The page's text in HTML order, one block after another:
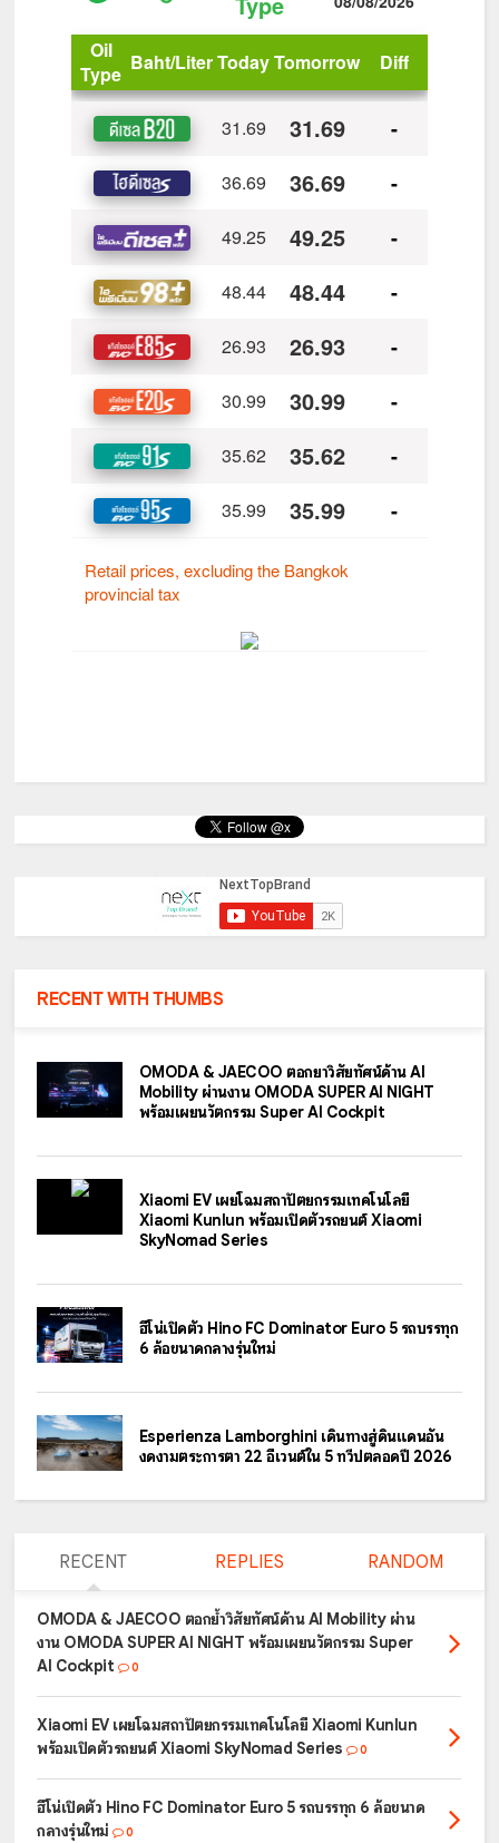
RECENT WITH THUMBS
OMODA & JAECOO ตอกย้ำวิสัยทัศน์ด้าน AI
Mobility ผ่านงาน OMODA SUPER AI NIGHT
พร้อมเผยนวัตกรรม Super AI Cockpit
Xiaomi EV เผยโฉมสถาปัตยกรรมเทคโนโลยี
Xiaomi Kunlun พร้อมเปิดตัวรถยนต์ Xiaomi
SkyNomad Series
ฮีโน่เปิดตัว Hino FC Dominator Euro 5 รถบรรทุก
6 ล้อขนาดกลางรุ่นใหม่
Esperienza Lamborghini เดินทางสู่ดินแดนอัน
งดงามตระการตา 22 อีเวนต์ใน 5 ทวีปตลอดปี 2026
RECENT REPLIES RANDOM
OMODA & JAECOO ตอกย้ำวิสัยทัศน์ด้าน AI Mobility ผ่าน
งาน OMODA SUPER AI NIGHT พร้อมเผยนวัตกรรม Super
AI Cockpit
0
Xiaomi EV เผยโฉมสถาปัตยกรรมเทคโนโลยี Xiaomi Kunlun
พร้อมเปิดตัวรถยนต์ Xiaomi SkyNomad Series
0
ฮีโน่เปิดตัว Hino FC Dominator Euro 5 รถบรรทุก 6 ล้อขนาด
กลางรุ่นใหม่
0